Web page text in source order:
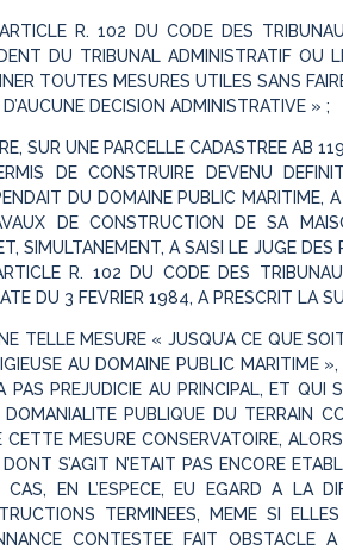
R. 102 DU CODE DES
DU TRIBUNAL ADMINISTRATIF OU
TOUTES MESURES UTILES SANS
DECISION ADMINISTRATIVE » ;
SUR UNE PARCELLE CADASTREE AB
DE CONSTRUIRE DEVENU
DU DOMAINE PUBLIC MARITIME,
DE CONSTRUCTION DE SA
SIMULTANEMENT, A SAISI LE JUGE DES
R. 102 DU CODE DES
DU 3 FEVRIER 1984, A PRESCRIT LA
TELLE MESURE « JUSQU’A CE QUE
AU DOMAINE PUBLIC MARITIME
PAS PREJUDICIE AU PRINCIPAL, ET
PUBLIQUE DU TERRAIN
MESURE CONSERVATOIRE,
S’AGIT N’ETAIT PAS ENCORE
EN L’ESPECE, EU EGARD A LA
TERMINEES, MEME SI
CONTESTEE FAIT OBSTACLE A